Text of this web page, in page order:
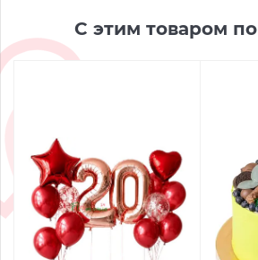
С этим товаром